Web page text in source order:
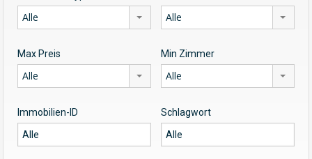
Alle Alle
Max Preis
Alle
Min Zimmer
Alle
Immobilien-ID Schlagwort